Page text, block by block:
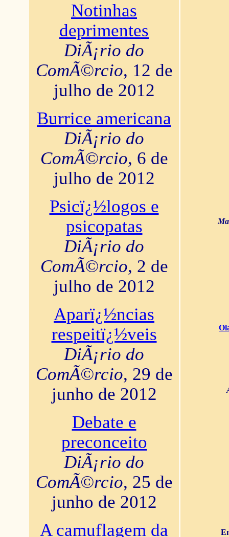
Notinhas
deprimentes
DiÃ¡rio do
ComÃ©rcio, 12 de
julho de 2012
Burrice americana
DiÃ¡rio do
ComÃ©rcio, 6 de
julho de 2012
Psicï¿½logos e
psicopatas
DiÃ¡rio do
ComÃ©rcio, 2 de
julho de 2012
Aparï¿½ncias
respeitï¿½veis
DiÃ¡rio do
ComÃ©rcio, 29 de
junho de 2012
Debate e
preconceito
DiÃ¡rio do
ComÃ©rcio, 25 de
junho de 2012
A camuflagem da